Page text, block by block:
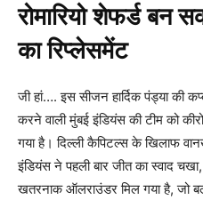
रोमारियो शेफर्ड बन
का रिप्लेसमेंट
जी हां…. इस सीजन हार्दिक पंड्या की
करने वाली मुंबई इंडियंस की टीम को
गया है। दिल्ली कैपिटल्स के खिलाफ
इंडियंस ने पहली बार जीत का स्वाद चखा,
खतरनाक ऑलराउंडर मिल गया है, जो